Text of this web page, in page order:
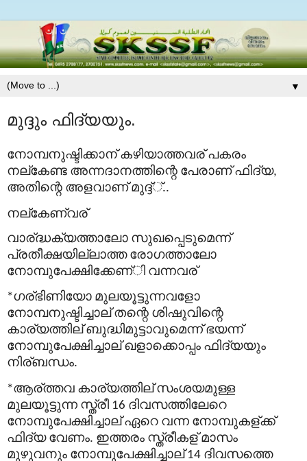
▼
മുദ്ദും ഫിദ്യയും.
നോമ്പനുഷ്ടിക്കാന് കഴിയാത്തവര് പകരം
നല്കേണ്ട അന്നദാനത്തിന്റെ പേരാണ് ഫിദ്യ,
അതിന്റെ അളവാണ് മുദ്ദ്്..
നല്കേണ്വര്
വാര്ദ്ധക്യത്താലോ സുഖപ്പെടുമെന്ന്
പ്രതീക്ഷയില്ലാത്ത രോഗത്താലോ
നോമ്പുപേക്ഷിക്കേണ്ി വന്നവര്
*ഗര്ഭിണിയോ മുലയൂട്ടുന്നവളോ
നോമ്പനുഷ്ടിച്ചാല് തന്റെ ശിഷുവിന്റെ
കാര്യത്തില് ബുദ്ധിമുട്ടാവുമെന്ന് ഭയന്ന്
നോമ്പുപേക്ഷിച്ചാല് ഖളാക്കൊപ്പം ഫിദ്യയും
നിര്ബന്ധം.
*ആര്ത്തവ കാര്യത്തില് സംശയമുള്ള
മുലയൂട്ടുന്ന സ്ത്രീ 16 ദിവസത്തിലേറെ
നോമ്പുപേക്ഷിച്ചാല് ഏറെ വന്ന നോമ്പുകള്ക്ക്
ഫിദ്യ വേണം. ഇത്തരം സ്ത്രീകള് മാസം
മുഴുവനും നോമ്പുപേക്ഷിച്ചാല്14 ദിവസത്തെ